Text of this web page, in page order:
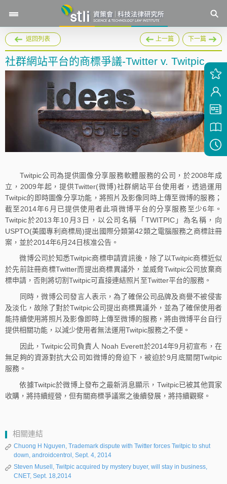
返回列表 上一篇 下一篇
社群網站平台的商標爭議-Twitter v. Twitpic
Twitpic公司為提供圖像分享服務軟體服務的公司，於2008年成
立，2009年起，提供Twitter(微博)社群網站平台使用者，透過運用
Twitpic的即時圖像分享功能，將照片及影像同時上傳至微博的服務；
截至2014年6月已提供使用者此項微博平台的分享服務至少6年。
Twitpic於2013年10月3日，以公司名稱「TWITPIC」為名稱，向
USPTO(美國專利商標局)提出國際分類第42類之電腦服務之商標註冊
案，並於2014年6月24日核准公告。
微博公司於知悉Twitpic商標申請資訊後，除了以Twitpic商標近似
於先前註冊商標Twitter而提出商標異議外，並威脅Twitpic公司放棄商
標申請，否則將切割Twitpic可直接連結照片至Twitter平台的服務。
同時，微博公司發言人表示，為了確保公司品牌及商譽不被侵害
及淡化，故除了對於Twitpic公司提出商標異議外，並為了確保使用者
能持續使用將照片及影像即時上傳至微博的服務，將由微博平台自行
提供相關功能，以減少使用者無法運用Twitpic服務之不便。
因此，Twitpic公司負責人 Noah Everett於2014年9月初宣布，在
無足夠的資源對抗大公司如微博的脅迫下，被迫於9月底關閉Twitpic
服務。
依據Twitpic於微博上發布之最新消息顯示，Twitpic已被其他買家
收購，將持續經營，但有關商標爭議案之後續發展，將持續觀察。
相關連結
Chuong H Nguyen, Trademark dispute with Twitter forces Twitpic to shut
down, androidcentrol, Sept. 4, 2014
Steven Musell, Twitpic acquired by mystery buyer, will stay in business,
CNET, Sept. 18,2014